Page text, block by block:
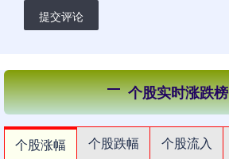
提交评论
个股实时涨跌榜
个股涨幅 个股跌幅 个股流入